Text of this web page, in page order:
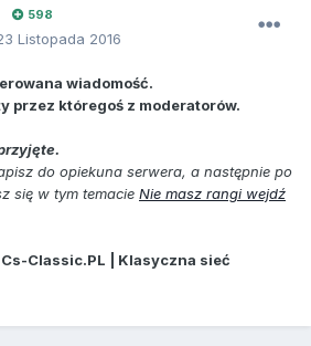
598
Listopada 2016
wiadomość.
przez któregoś z moderatorów.
do opiekuna serwera, a następnie po
się w tym temacie Nie masz rangi wejdź
Classic.PL | Klasyczna sieć